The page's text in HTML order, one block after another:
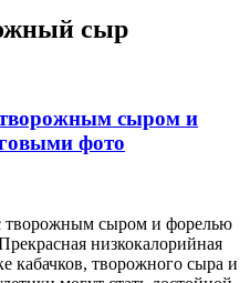
сыр
творожным сыром и
фото
творожным сыром и форелью
низкокалорийная
кабачков, творожного сыра и